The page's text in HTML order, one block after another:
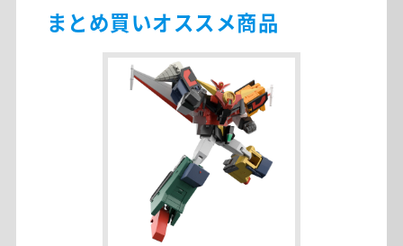
まとめ買いオススメ商品